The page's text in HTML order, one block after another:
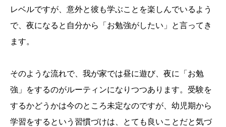
レベルですが、意外と彼も学ぶことを楽しんでいるよう
で、夜になると自分から「お勉強がしたい」と言ってき
ます。
そのような流れで、我が家では昼に遊び、夜に「お勉
強」をするのがルーティンになりつつあります。受験を
するかどうかは今のところ未定なのですが、幼児期から
学習をするという習慣づけは、とても良いことだと気づ